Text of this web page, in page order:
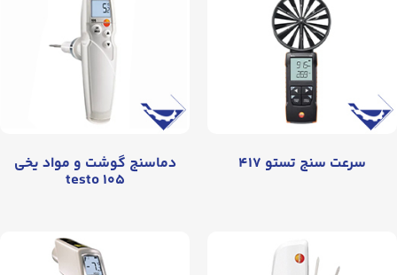
سرعت سنج تستو ۴۱۷ دماسنج گوشت و مواد یخی
testo ۱۰۵